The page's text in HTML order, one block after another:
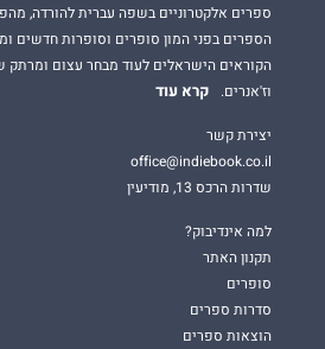
ספרים אלקטרוניים בשפה עברית להורדה,
הספרים בפני המון סופרים וסופרות חדשים
הקוראים הישראלים לעוד מבחר עצום
וז'אנרים.
קרא עוד
יצירת קשר
office@indiebook.co.il
שדרות הרכס 13, מודיעין
למה אינדיבוק?
תקנון האתר
סופרים
סדרות ספרים
הוצאות ספרים